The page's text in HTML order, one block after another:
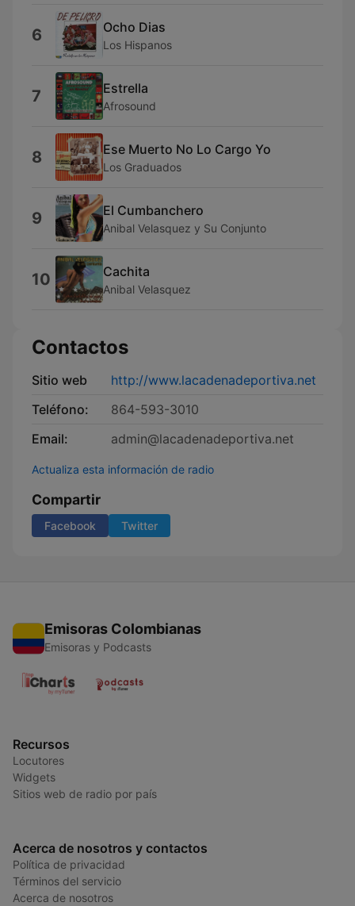
6 Ocho Dias
Los Hispanos
7 Estrella
Afrosound
8 Ese Muerto No Lo Cargo Yo
Los Graduados
9 El Cumbanchero
Anibal Velasquez y Su Conjunto
10 Cachita
Anibal Velasquez
Contactos
Sitio web
http://www.lacadenadeportiva.net
Teléfono:
864-593-3010
Email:
admin@lacadenadeportiva.net
Actualiza esta información de radio
Compartir
Facebook Twitter
Emisoras Colombianas
Emisoras y Podcasts
Recursos
Locutores
Widgets
Sitios web de radio por país
Acerca de nosotros y contactos
Política de privacidad
Términos del servicio
Acerca de nosotros